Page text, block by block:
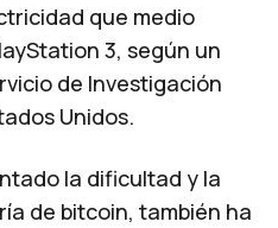
que medio
3, según un
de Investigación
Unidos.
la dificultad y la
de bitcoin, también ha